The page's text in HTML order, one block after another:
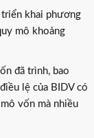
khai phương
mô khoảng
đã trình, bao
lệ của BIDV có
vốn mà nhiều